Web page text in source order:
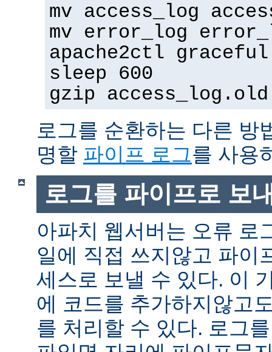
mv access_log
mv error_log
apache2ctl graceful
sleep 600
gzip
로그를 순환하는 다른 방
명할 파이프 로그를 사용
로그를 파이프로 보
아파치 웹서버는 오류 로
일에 직접 쓰지않고 파이
세스로 보낼 수 있다. 이
에 코드를 추가하지않고
를 처리할 수 있다. 로그